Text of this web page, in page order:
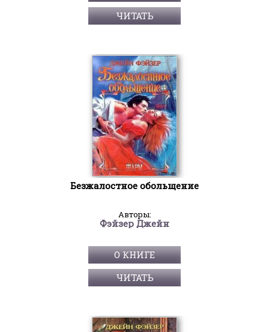
ЧИТАТЬ
Безжалостное обольщение
Авторы:
Фэйзер Джейн
О КНИГЕ
ЧИТАТЬ